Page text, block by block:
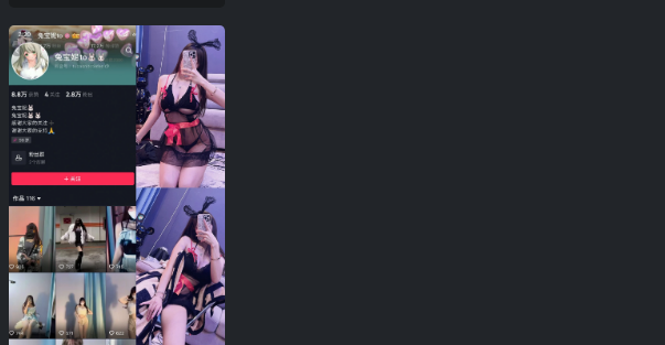
年最新完整版